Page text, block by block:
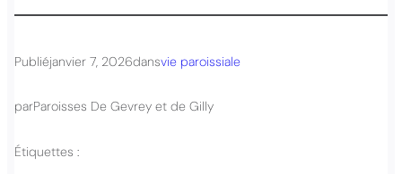
Publiéjanvier 7, 2026dansvie paroissiale
parParoisses De Gevrey et de Gilly
Étiquettes :